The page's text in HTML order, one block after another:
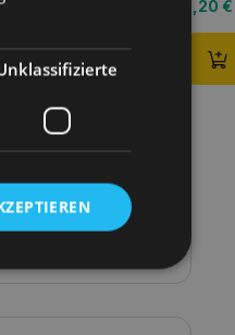
Warenkorb
20,20 €